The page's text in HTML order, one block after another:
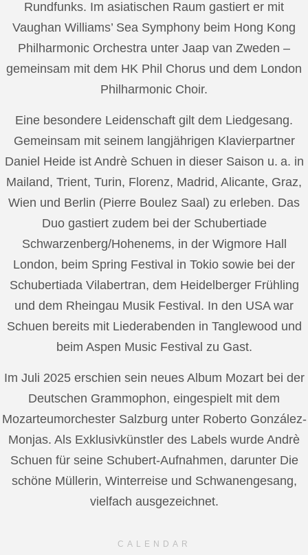
Rundfunks. Im asiatischen Raum gastiert er mit
Vaughan Williams’ Sea Symphony beim Hong Kong
Philharmonic Orchestra unter Jaap van Zweden –
gemeinsam mit dem HK Phil Chorus und dem London
Philharmonic Choir.
Eine besondere Leidenschaft gilt dem Liedgesang.
Gemeinsam mit seinem langjährigen Klavierpartner
Daniel Heide ist Andrè Schuen in dieser Saison u. a. in
Mailand, Trient, Turin, Florenz, Madrid, Alicante, Graz,
Wien und Berlin (Pierre Boulez Saal) zu erleben. Das
Duo gastiert zudem bei der Schubertiade
Schwarzenberg/Hohenems, in der Wigmore Hall
London, beim Spring Festival in Tokio sowie bei der
Schubertiada Vilabertran, dem Heidelberger Frühling
und dem Rheingau Musik Festival. In den USA war
Schuen bereits mit Liederabenden in Tanglewood und
beim Aspen Music Festival zu Gast.
Im Juli 2025 erschien sein neues Album Mozart bei der
Deutschen Grammophon, eingespielt mit dem
Mozarteumorchester Salzburg unter Roberto González-
Monjas. Als Exklusivkünstler des Labels wurde Andrè
Schuen für seine Schubert-Aufnahmen, darunter Die
schöne Müllerin, Winterreise und Schwanengesang,
vielfach ausgezeichnet.
CALENDAR